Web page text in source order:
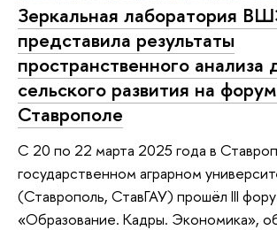
Зеркальная лаборатория
представила результаты
пространственного анализа
сельского развития на
Ставрополе
С 20 по 22 марта 2025 года в
государственном аграрном
(Ставрополь, СтавГАУ) прошёл III
«Образование. Кадры. Экономика»,